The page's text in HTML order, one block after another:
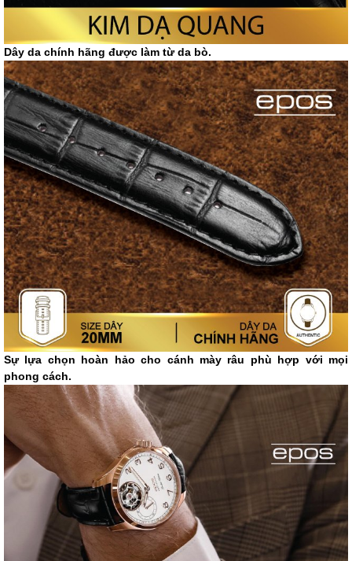
Dây da chính hãng được làm từ da bò.
Sự lựa chọn hoàn hảo cho cánh mày râu phù hợp với mọi
phong cách.